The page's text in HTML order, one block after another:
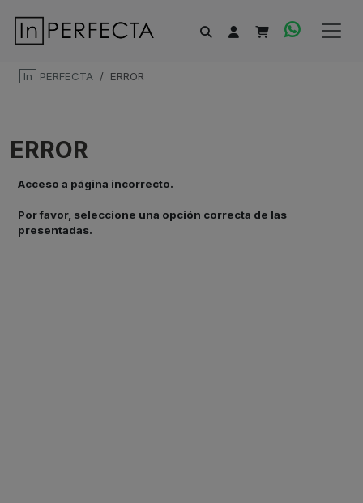
In PERFECTA ERROR
ERROR
Acceso a página incorrecto.
Por favor, seleccione una opción correcta de las
presentadas.